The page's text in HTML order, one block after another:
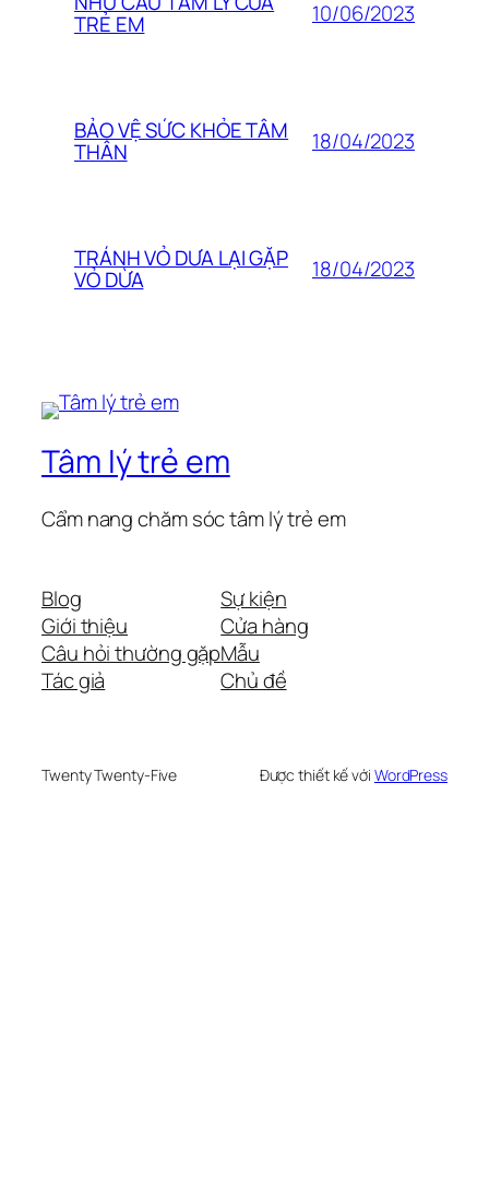
TRẺ EM 10/06/2023
BẢO VỆ SỨC KHỎE TÂM
THÂN 18/04/2023
TRÁNH VỎ DƯA LẠI GẶP
VỎ DỪA 18/04/2023
Tâm lý trẻ em
Cẩm nang chăm sóc tâm lý trẻ em
Blog
Giới thiệu
Câu hỏi thường gặp
Tác giả
Sự kiện
Cửa hàng
Mẫu
Chủ đề
Twenty Twenty-Five Được thiết kế với WordPress